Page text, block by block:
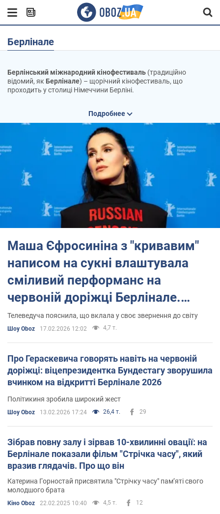
Берлінале
Берлінський міжнародний кінофестиваль (традиційно
відомий, як Берлінале) – щорічний кінофестиваль, що
проходить у столиці Німеччини Берліні.
Фестиваль було засновано 1951 року. Він входить до трійки
великих європейських фестивалів кіно разом із Венеційським
кінофестивалем (Італія) та Каннським кінофестивалем
(Франція).
Також входить до переліку найпрестижніших кінофестивалів у
світі.
Під час Берлінале в середньому демонструється близько 400
фільмів. Більшість сеансів відбуваються кінотеатрах в районі
Потсдамської площі. За нагороди змагаються близько
двадцяти фільмів.
Головні нагороди ( «Золотий ведмідь», «Срібні ведмеді» та
«Кришталевий ведмідь») присуджуються міжнародним журі,
яке очолює знаменитість зі світу кіно.
Окрім «ведмедів» на фестивалі присуджують й інші престижні
кінонагороди.
дистрибюторів та покупців фільмів, які можуть безпосередньо
на фестивалі укладати угоди про права на широкий прокат
Також в межах Берлінале відбуваються лекції та семінари про
кіно Berlinale Talents, на яких збираються й молоді
кінематографісти.
Подробнее
Маша Єфросиніна з "кривавим"
написом на сукні влаштувала
сміливий перформанс на
червоній доріжці Берлінале.
Фото
Телеведуча пояснила, що вклала у своє звернення до світу
Шоу Oboz 17.02.2026 12:02 4,7 т.
Про Гераскевича говорять навіть на червоній
доріжці: віцепрезидентка Бундестагу зворушила
вчинком на відкритті Берлінале 2026
Політикиня зробила широкий жест
Шоу Oboz 13.02.2026 17:24 26,4 т. 29
Зібрав повну залу і зірвав 10-хвилинні овації: на
Берлінале показали фільм "Стрічка часу", який
вразив глядачів. Про що він
Катерина Горностай присвятила "Стрічку часу" пам’яті свого
молодшого брата
Кіно Oboz 22.02.2025 10:40 4,5 т. 12